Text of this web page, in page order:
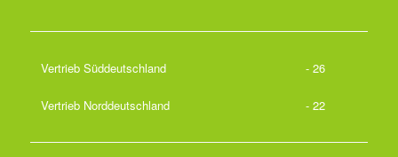
Vertrieb Süddeutschland - 26
Vertrieb Norddeutschland - 22